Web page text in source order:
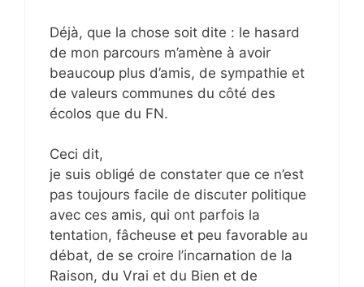
Déjà, que la chose soit dite : le hasard
de mon parcours m’amène à avoir
beaucoup plus d’amis, de sympathie et
de valeurs communes du côté des
écolos que du FN.
Ceci dit,
je suis obligé de constater que ce n’est
pas toujours facile de discuter politique
avec ces amis, qui ont parfois la
tentation, fâcheuse et peu favorable au
débat, de se croire l’incarnation de la
Raison, du Vrai et du Bien et de